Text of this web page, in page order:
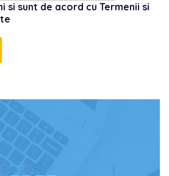
si sunt de acord cu Termenii si